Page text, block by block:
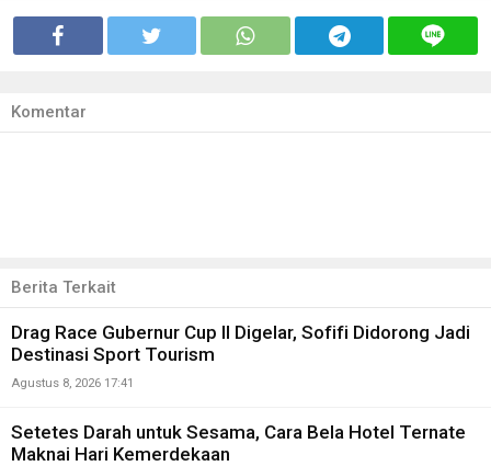
Komentar
Berita Terkait
Drag Race Gubernur Cup II Digelar, Sofifi Didorong Jadi
Destinasi Sport Tourism
Agustus 8, 2026 17:41
Setetes Darah untuk Sesama, Cara Bela Hotel Ternate
Maknai Hari Kemerdekaan